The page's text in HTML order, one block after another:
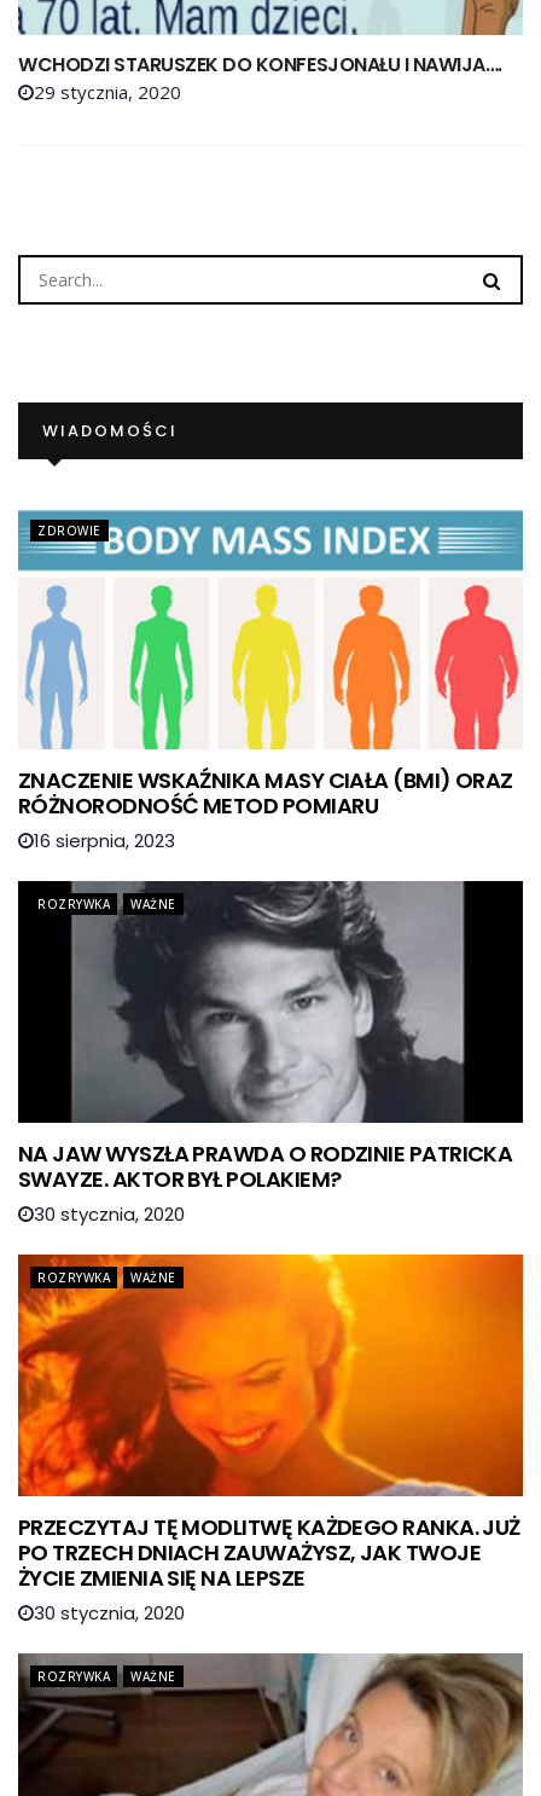
WCHODZI STARUSZEK DO KONFESJONAŁU I NAWIJA….
29 stycznia, 2020
WIADOMOŚCI
ZDROWIE
ZNACZENIE WSKAŹNIKA MASY CIAŁA (BMI) ORAZ
RÓŻNORODNOŚĆ METOD POMIARU
16 sierpnia, 2023
ROZRYWKA WAŻNE
NA JAW WYSZŁA PRAWDA O RODZINIE PATRICKA
SWAYZE. AKTOR BYŁ POLAKIEM?
30 stycznia, 2020
ROZRYWKA WAŻNE
PRZECZYTAJ TĘ MODLITWĘ KAŻDEGO RANKA. JUŻ
PO TRZECH DNIACH ZAUWAŻYSZ, JAK TWOJE
ŻYCIE ZMIENIA SIĘ NA LEPSZE
30 stycznia, 2020
ROZRYWKA WAŻNE